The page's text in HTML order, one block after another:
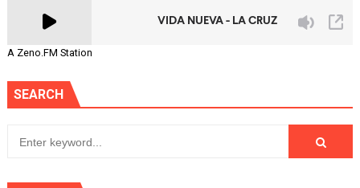
A Zeno.FM Station
SEARCH